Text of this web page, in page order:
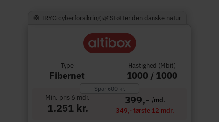
🛟 TRYG cyberforsikring 🌿 Støtter den danske natur
Type
Fibernet
Hastighed (Mbit)
1000 / 1000
Spar 600 kr.
Min. pris 6 mdr.
1.251 kr.
399,- /md.
349,- første 12 mdr.